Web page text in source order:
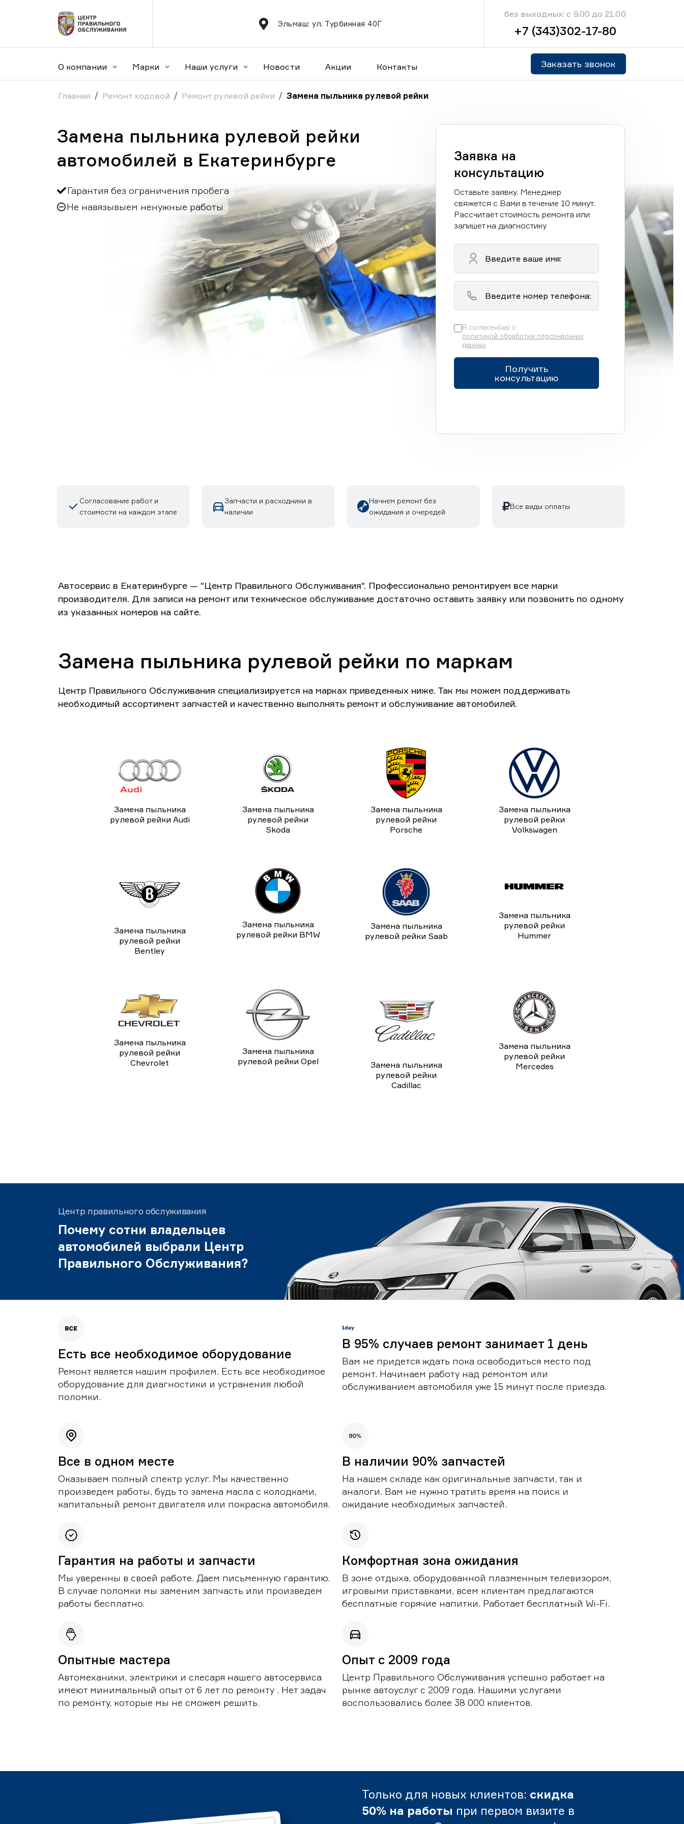
Эльмаш: ул. Турбинная 40Г
без выходных: с 9.00 до 21.00
+7 (343)302-17-80
О компании Марки Наши услуги Новости Акции Контакты Заказать звонок
Главная Ремонт ходовой Ремонт рулевой рейки Замена пыльника рулевой рейки
Замена пыльника рулевой рейки
автомобилей в Екатеринбурге
Гарантия без ограничения пробега
Не навязывыем ненужные работы
Заявка на
консультацию
Оставьте заявку. Менеджер
свяжется с Вами в течение 10 минут.
Рассчитает стоимость ремонта или
запишет на диагностику
Я согласен(на) с
политикой обработки персональных
данных
Получить
консультацию
Согласование работ и
стоимости на каждом этапе
Запчасти и расходники в
наличии
Начнем ремонт без
ожидания и очередей
Все виды оплаты
Автосервис в Екатеринбурге — "Центр Правильного Обслуживания". Профессионально ремонтируем все марки
производителя. Для записи на ремонт или техническое обслуживание достаточно оставить заявку или позвонить по одному
из указанных номеров на сайте.
Замена пыльника рулевой рейки по маркам
Центр Правильного Обслуживания специализируется на марках приведенных ниже. Так мы можем поддерживать
необходимый ассортимент запчастей и качественно выполнять ремонт и обслуживание автомобилей.
Замена пыльника
рулевой рейки Audi
Замена пыльника
рулевой рейки
Skoda
Замена пыльника
рулевой рейки
Porsche
Замена пыльника
рулевой рейки
Volkswagen
Замена пыльника
рулевой рейки
Bentley
Замена пыльника
рулевой рейки BMW
Замена пыльника
рулевой рейки Saab
Замена пыльника
рулевой рейки
Hummer
Замена пыльника
рулевой рейки
Chevrolet
Замена пыльника
рулевой рейки Opel
Замена пыльника
рулевой рейки
Cadillac
Замена пыльника
рулевой рейки
Mercedes
Центр правильного обслуживания
Почему сотни владельцев
автомобилей выбрали Центр
Правильного Обслуживания?
Есть все необходимое оборудование
Ремонт является нашим профилем. Есть все необходимое
оборудование для диагностики и устранения любой
поломки.
В 95% случаев ремонт занимает 1 день
Вам не придется ждать пока освободиться место под
ремонт. Начинаем работу над ремонтом или
обслуживанием автомобиля уже 15 минут после приезда.
Все в одном месте
Оказываем полный спектр услуг. Мы качественно
произведем работы, будь то замена масла с колодками,
капитальный ремонт двигателя или покраска автомобиля.
В наличии 90% запчастей
На нашем складе как оригинальные запчасти, так и
аналоги. Вам не нужно тратить время на поиск и
ожидание необходимых запчастей.
Гарантия на работы и запчасти
Мы уверенны в своей работе. Даем письменную гарантию.
В случае поломки мы заменим запчасть или произведем
работы бесплатно.
Комфортная зона ожидания
В зоне отдыха, оборудованной плазменным телевизором,
игровыми приставками, всем клиентам предлагаются
бесплатные горячие напитки. Работает бесплатный Wi-Fi.
Опытные мастера
Автомеханики, электрики и слесаря нашего автосервиса
имеют минимальный опыт от 6 лет по ремонту . Нет задач
по ремонту, которые мы не сможем решить.
Опыт с 2009 года
Центр Правильного Обслуживания успешно работает на
рынке автоуслуг с 2009 года. Нашими услугами
воспользовались более 38 000 клиентов.
Только для новых клиентов: скидка
50% на работы при первом визите в